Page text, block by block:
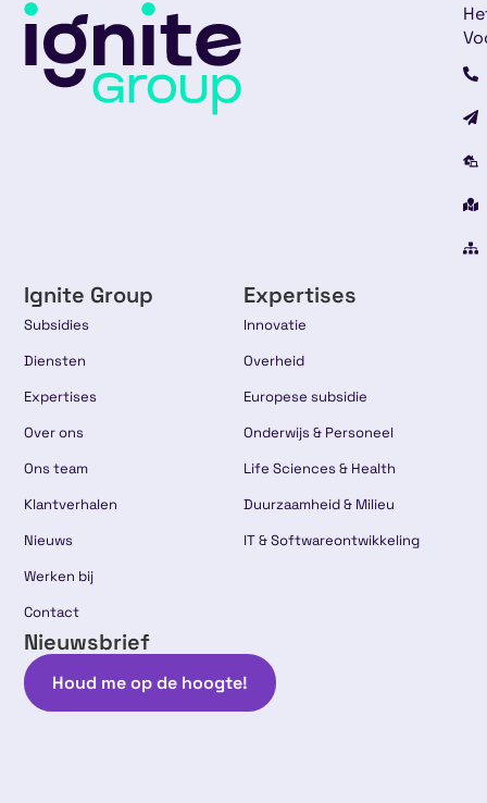
Ignite Group
Subsidies
Diensten
Expertises
Over ons
Ons team
Klantverhalen
Nieuws
Werken bij
Contact
Expertises
Innovatie
Overheid
Europese subsidie
Onderwijs & Personeel
Life Sciences & Health
Duurzaamheid & Milieu
IT & Softwareontwikkeling
Nieuwsbrief
Houd me op de hoogte!